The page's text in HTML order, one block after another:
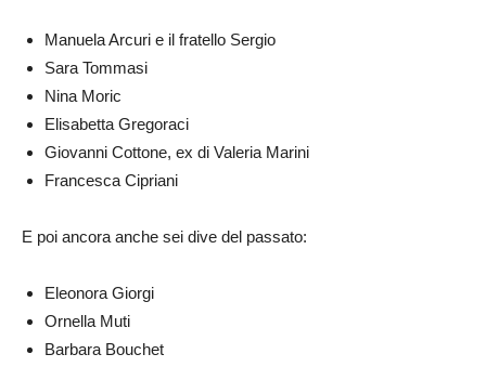
Manuela Arcuri e il fratello Sergio
Sara Tommasi
Nina Moric
Elisabetta Gregoraci
Giovanni Cottone, ex di Valeria Marini
Francesca Cipriani
E poi ancora anche sei dive del passato:
Eleonora Giorgi
Ornella Muti
Barbara Bouchet